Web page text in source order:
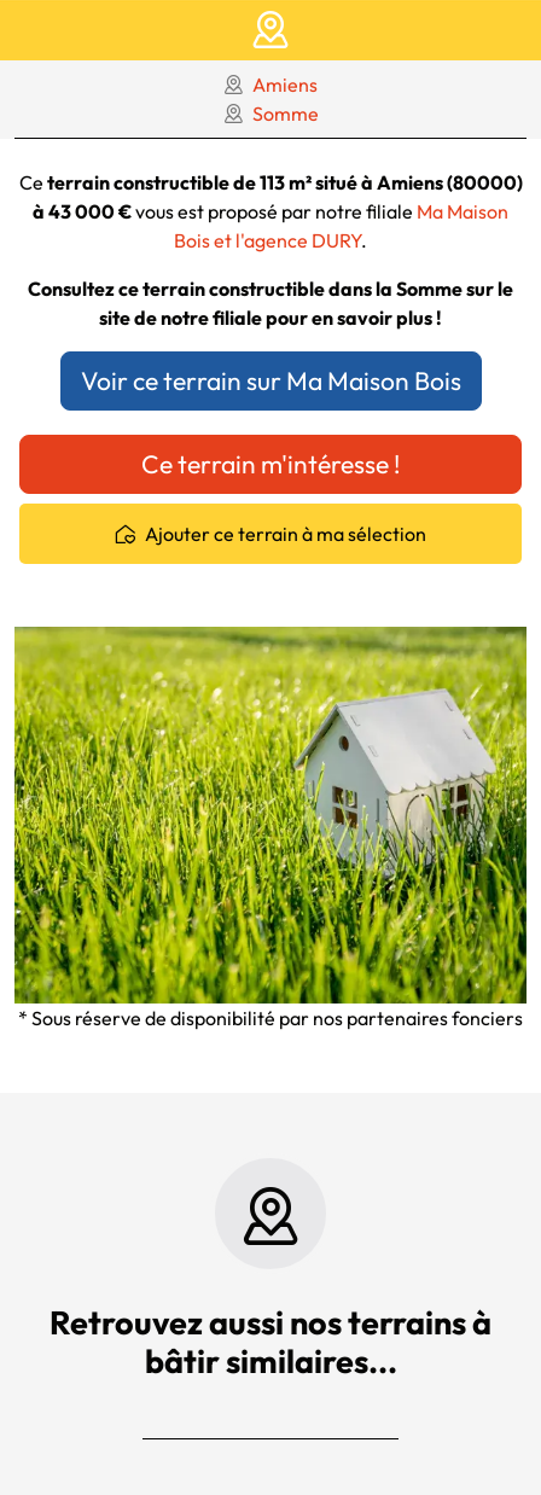
Amiens
Somme
Ce terrain constructible de 113 m² situé à Amiens (80000)
à 43 000 €vous est proposé par notre filiale Ma Maison
Bois et l'agence DURY.
Consultez ce terrain constructible dans la Somme sur le
site de notre filiale pour en savoir plus !
Voir ce terrain sur Ma Maison Bois
Ce terrain m'intéresse !
Ajouter ce terrain à ma sélection
* Sous réserve de disponibilité par nos partenaires fonciers
Retrouvez aussi nos terrains à
bâtir similaires...